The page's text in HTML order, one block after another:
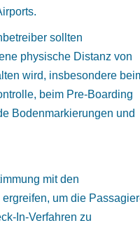
sollten
physische Distanz von
wird, insbesondere
beim Pre-Boarding
Bodenmarkierungen und
mit den
um die
In-Verfahren zu